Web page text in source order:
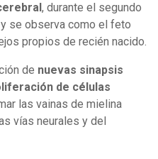
, durante el segundo
se observa como el feto
propios de recién nacido.
de nuevas sinapsis
de células
las vainas de mielina
vías neurales y del